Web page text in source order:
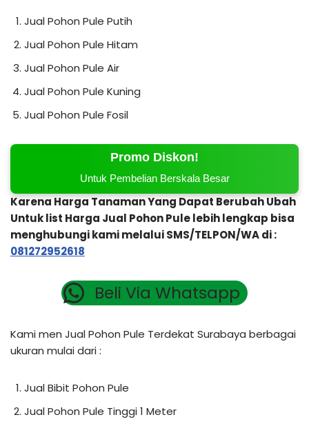
Jual Pohon Pule Putih
Jual Pohon Pule Hitam
Jual Pohon Pule Air
Jual Pohon Pule Kuning
Jual Pohon Pule Fosil
Promo Diskon!
Untuk Pembelian Berskala Besar
Karena Harga Tanaman Yang Dapat Berubah Ubah
Untuk list Harga Jual Pohon Pule lebih lengkap bisa
menghubungi kami melalui SMS/TELPON/WA di :
081272952618
Beli Via Whatsapp
Kami men Jual Pohon Pule Terdekat Surabaya berbagai
ukuran mulai dari :
Jual Bibit Pohon Pule
Jual Pohon Pule Tinggi 1 Meter